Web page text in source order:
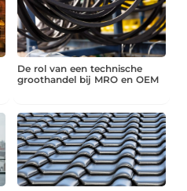
De rol van een technische
groothandel bij MRO en OEM